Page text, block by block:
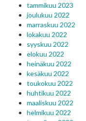
tammikuu 2023
joulukuu 2022
marraskuu 2022
lokakuu 2022
syyskuu 2022
elokuu 2022
heinäkuu 2022
kesäkuu 2022
toukokuu 2022
huhtikuu 2022
maaliskuu 2022
helmikuu 2022